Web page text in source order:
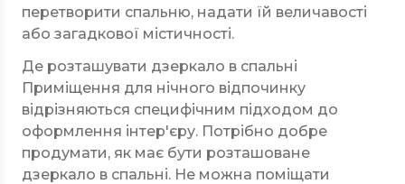
перетворити спальню, надати їй величавості
або загадкової містичності.
Де розташувати дзеркало в спальні
Приміщення для нічного відпочинку
відрізняються специфічним підходом до
оформлення інтер'єру. Потрібно добре
продумати, як має бути розташоване
дзеркало в спальні. Не можна поміщати